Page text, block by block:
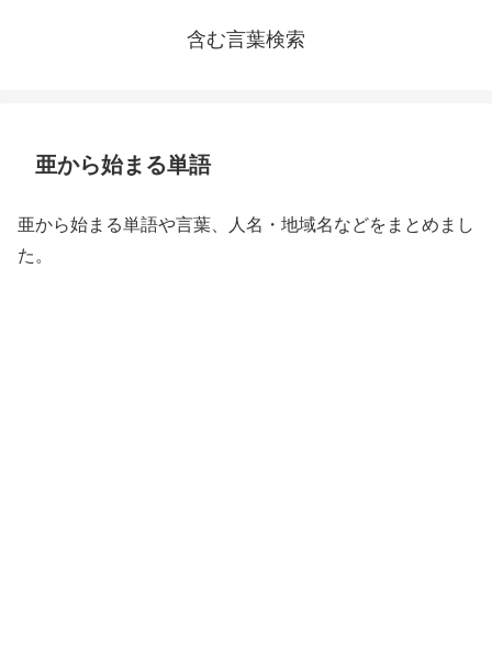
含む言葉検索
亜から始まる単語
亜から始まる単語や言葉、人名・地域名などをまとめまし
た。